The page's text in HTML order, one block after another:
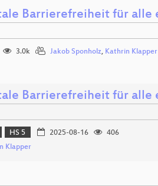
Barrierefreiheit für alle
3.0k Jakob Sponholz, Kathrin Klapper
Barrierefreiheit für alle
HS 5 2025-08-16
406
Klapper